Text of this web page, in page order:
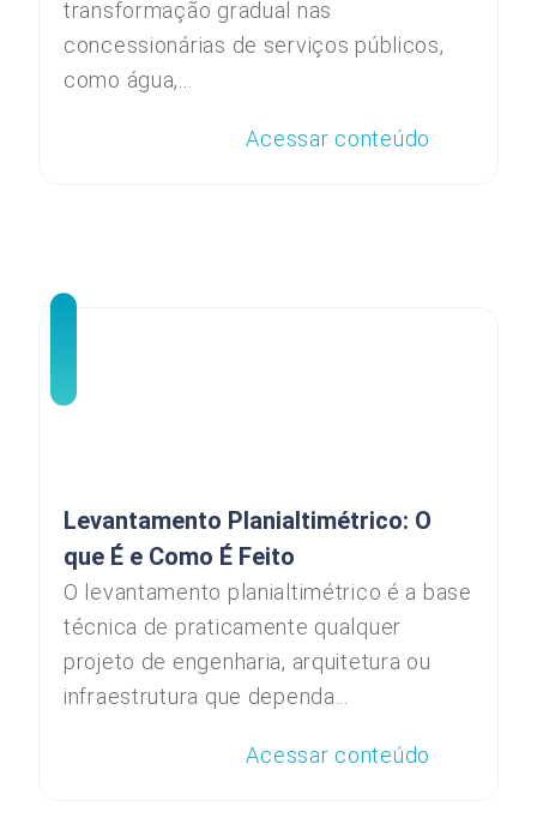
transformação gradual nas
concessionárias de serviços públicos,
como água,...
Acessar conteúdo
Levantamento Planialtimétrico: O
que É e Como É Feito
O levantamento planialtimétrico é a base
técnica de praticamente qualquer
projeto de engenharia, arquitetura ou
infraestrutura que dependa...
Acessar conteúdo